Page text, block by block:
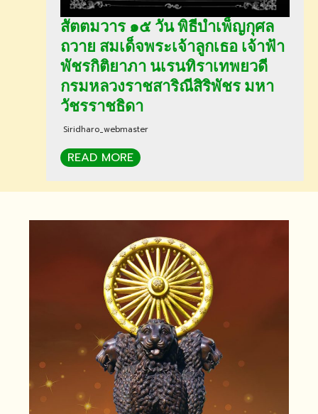
สัตตมวาร ๑๕ วัน พิธีบำเพ็ญกุศล
ถวาย สมเด็จพระเจ้าลูกเธอ เจ้าฟ้า
พัชรกิติยาภา นเรนทิราเทพยวดี
กรมหลวงราชสาริณีสิริพัชร มหา
วัชรราชธิดา
Siridharo_webmaster
READ MORE